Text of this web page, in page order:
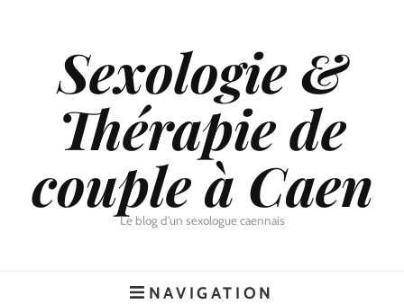
Sexologie &
Thérapie de
couple à Caen
Le blog d'un sexologue caennais
NAVIGATION